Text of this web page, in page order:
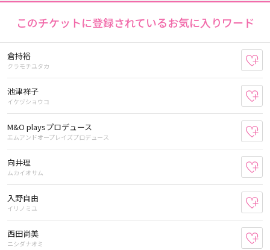
このチケットに登録されているお気に入りワード
倉持裕
クラモチユタカ
池津祥子
イケヅショウコ
M&O playsプロデュース
エムアンドオープレイズプロデュース
向井理
ムカイオサム
入野自由
イリノミユ
西田尚美
ニシダナオミ